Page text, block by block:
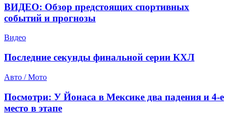
ВИДЕО: Обзор предстоящих спортивных
событий и прогнозы
Видео
Последние секунды финальной серии КХЛ
Авто / Мото
Посмотри: У Йонаса в Мексике два падения и 4-е
место в этапе